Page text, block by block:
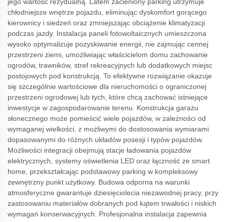
chłodniejsze wnętrze pojazdu, eliminując dyskomfort gorącego
kierownicy i siedzeń oraz zmniejszając obciążenie klimatyzacji
podczas jazdy. Instalacja paneli fotowoltaicznych umieszczona
wysoko optymalizuje pozyskiwanie energii, nie zajmując cennej
przestrzeni ziemi, umożliwiając właścicielom domu zachowanie
ogrodów, trawników, stref rekreacyjnych lub dodatkowych miejsc
postojowych pod konstrukcją. To efektywne rozwiązanie okazuje
się szczególnie wartościowe dla nieruchomości o ograniczonej
przestrzeni ogrodowej lub tych, które chcą zachować istniejące
inwestycje w zagospodarowanie terenu. Konstrukcja garażu
słonecznego może pomieścić wiele pojazdów, w zależności od
wymaganej wielkości, z możliwymi do dostosowania wymiarami
dopasowanymi do różnych układów posesji i typów pojazdów.
Możliwości integracji obejmują stacje ładowania pojazdów
elektrycznych, systemy oświetlenia LED oraz łączność ze smart
home, przekształcając podstawowy parking w kompleksowy
zewnętrzny punkt użytkowy. Budowa odporna na warunki
atmosferyczne gwarantuje dziesięciolecia niezawodnej pracy, przy
zastosowaniu materiałów dobranych pod kątem trwałości i niskich
wymagań konserwacyjnych. Profesjonalna instalacja zapewnia